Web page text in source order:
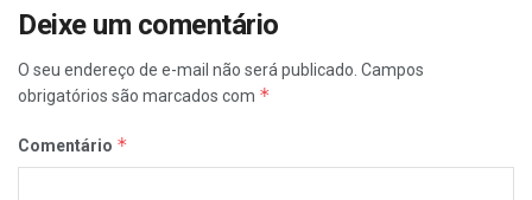
Deixe um comentário
O seu endereço de e-mail não será publicado. Campos
obrigatórios são marcados com *
Comentário *